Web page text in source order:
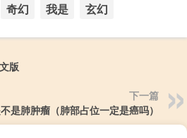
奇幻 我是 玄幻
版
下一篇
是肺肿瘤（肺部占位一定是癌吗）